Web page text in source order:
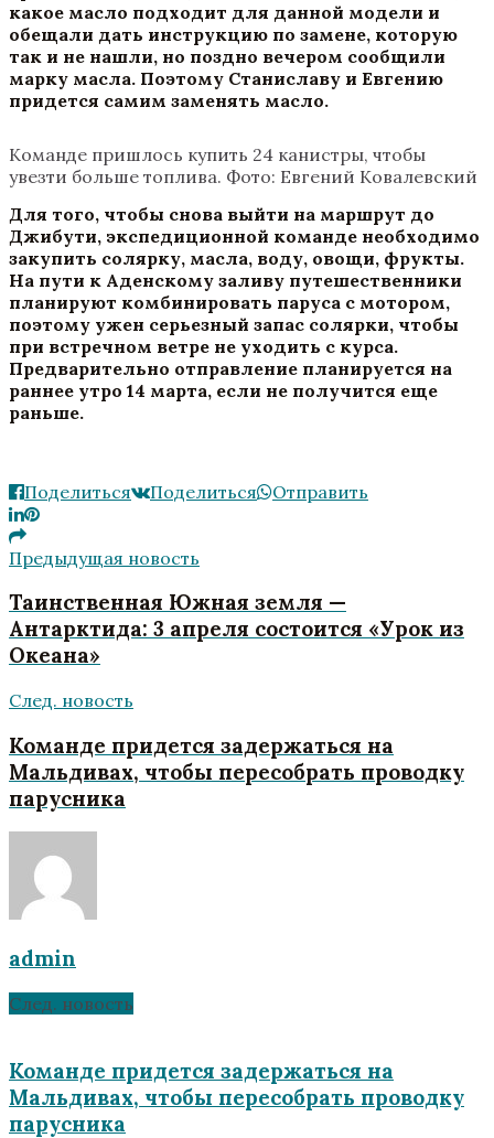
какое масло подходит для данной модели и
обещали дать инструкцию по замене, которую
так и не нашли, но поздно вечером сообщили
марку масла. Поэтому Станиславу и Евгению
придется самим заменять масло.
Команде пришлось купить 24 канистры, чтобы
увезти больше топлива. Фото: Евгений Ковалевский
Для того, чтобы снова выйти на маршрут до
Джибути, экспедиционной команде необходимо
закупить солярку, масла, воду, овощи, фрукты.
На пути к Аденскому заливу путешественники
планируют комбинировать паруса с мотором,
поэтому ужен серьезный запас солярки, чтобы
при встречном ветре не уходить с курса.
Предварительно отправление планируется на
раннее утро 14 марта, если не получится еще
раньше.
Поделиться Поделиться Отправить
Предыдущая новость
Таинственная Южная земля —
Антарктида: 3 апреля состоится «Урок из
Океана»
След. новость
Команде придется задержаться на
Мальдивах, чтобы пересобрать проводку
парусника
admin
След. новость
Команде придется задержаться на
Мальдивах, чтобы пересобрать проводку
парусника